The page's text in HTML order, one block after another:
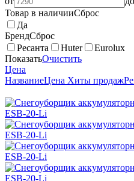
Товар в наличииСброс
Да
БрендСброс
Ресанта
Huter
Eurolux
ПоказатьОчистить
Цена
НазваниеЦена Хиты продаж